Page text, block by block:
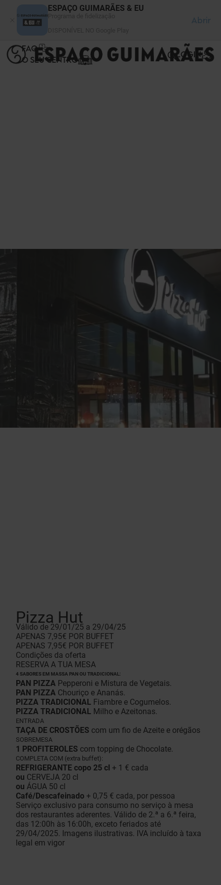
ESPAÇO GUIMARÃES & EU
Abrir
FAQ
O SEU CENTRO
LOGIN
Pizza Hut
Válido de 29/01/25 a 29/04/25
APENAS 7,95€ POR BUFFET
APENAS 7,95€ POR BUFFET
Condições da oferta
RESERVA A TUA MESA
4 SABORES EM MASSA PAN OU TRADICIONAL:
PAN PIZZA Pepperoni e Mistura de Vegetais.
PAN PIZZA Chouriço e Ananás.
PIZZA TRADICIONAL Fiambre e Cogumelos.
PIZZA TRADICIONAL Milho e Azeitonas.
ENTRADA
TAÇA DE CROSTÕES com um fio de Azeite e orégãos
SOBREMESA
1 PROFITEROLES com topping de Chocolate.
COMPLETA COM (extra buffet):
REFRIGERANTE copo 25 cl + 1 € cada
ou CERVEJA 20 cl
ou ÁGUA 50 cl
Café/Descafeinado + 0,75 € cada, por pessoa
Serviço exclusivo para consumo no serviço à mesa
dos restaurantes aderentes. Válido de 2.ª a 6.ª feira,
das 12:00h às 16:00h, exceto feriados até
29/04/2025. Imagens ilustrativas. IVA incluído à taxa
legal em vigor
Painel de Gerenciamento de Cookies